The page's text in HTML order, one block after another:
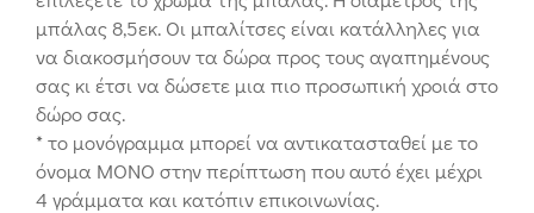
μπάλας 8,5εκ. Οι μπαλίτσες είναι κατάλληλες για
να διακοσμήσουν τα δώρα προς τους αγαπημένους
σας κι έτσι να δώσετε μια πιο προσωπική χροιά στο
δώρο σας.
* το μονόγραμμα μπορεί να αντικατασταθεί με το
όνομα ΜΟΝΟ στην περίπτωση που αυτό έχει μέχρι
4 γράμματα και κατόπιν επικοινωνίας.